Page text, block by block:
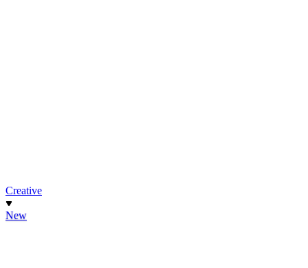
Creative
New